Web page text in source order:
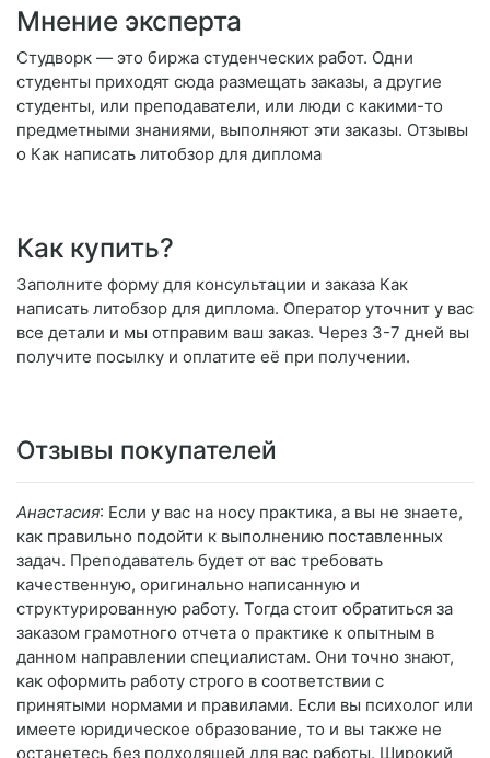
Мнение эксперта
Студворк — это биржа студенческих работ. Одни
студенты приходят сюда размещать заказы, а другие
студенты, или преподаватели, или люди с какими-то
предметными знаниями, выполняют эти заказы. Отзывы
о Как написать литобзор для диплома
Как купить?
Заполните форму для консультации и заказа Как
написать литобзор для диплома. Оператор уточнит у вас
все детали и мы отправим ваш заказ. Через 3-7 дней вы
получите посылку и оплатите её при получении.
Отзывы покупателей
Анастасия: Если у вас на носу практика, а вы не знаете,
как правильно подойти к выполнению поставленных
задач. Преподаватель будет от вас требовать
качественную, оригинально написанную и
структурированную работу. Тогда стоит обратиться за
заказом грамотного отчета о практике к опытным в
данном направлении специалистам. Они точно знают,
как оформить работу строго в соответствии с
принятыми нормами и правилами. Если вы психолог или
имеете юридическое образование, то и вы также не
останетесь без подходящей для вас работы. Широкий